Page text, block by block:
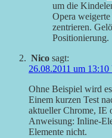
um die
Opera
zentrieren.
Positionierung.
Nico sagt:
26.08.2011 um 13:10
Ohne Beispiel wird
Einem kurzen Test
aktueller Chrome, IE
Anweisung: Inline-
Elemente nicht.